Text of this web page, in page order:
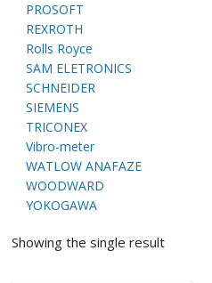
PROSOFT
REXROTH
Rolls Royce
SAM ELETRONICS
SCHNEIDER
SIEMENS
TRICONEX
Vibro-meter
WATLOW ANAFAZE
WOODWARD
YOKOGAWA
Showing the single result